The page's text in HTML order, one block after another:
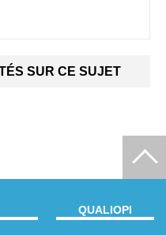
SUR CE SUJET
QUALIOPI